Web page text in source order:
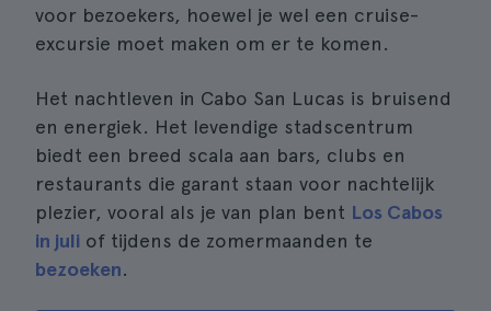
voor bezoekers, hoewel je wel een cruise-
excursie moet maken om er te komen.
Het nachtleven in Cabo San Lucas is bruisend
en energiek. Het levendige stadscentrum
biedt een breed scala aan bars, clubs en
restaurants die garant staan voor nachtelijk
plezier, vooral als je van plan bent Los Cabos
in juli of tijdens de zomermaanden te
bezoeken.